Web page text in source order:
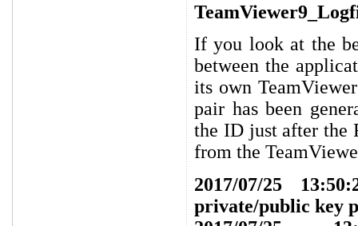
If you look at the
between the
its own
pair has been
the ID just after the
from the
2017/07/25
private/public key